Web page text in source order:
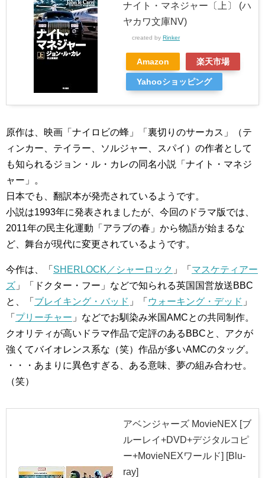
ナイト・マネジャー〔上〕 (ハ
ヤカワ文庫NV)
created by Rinker
Amazon 楽天市場
Yahooショッピング
原作は、映画「ナイロビの蜂」「裏切りのサーカス」（テ
ィンカー、テイラー、ソルジャー、スパイ）の作者として
も知られるジョン・ル・カレの同名小説「ナイト・マネジ
ャー」。
日本でも、翻訳本が発売されているようです。
小説は1993年に発表されましたが、今回のドラマ版では、
2011年の民主化運動「アラブの春」から物語が始まるな
ど、舞台が現代に変更されているようです。
今作は、「 SHERLOCK／シャーロック 」「 マスケティアー
ズ 」「ドクター・フー」などで知られる英国国営放送BBC
と、「 ブレイキング・バッド 」「 ウォーキング・デッド 」
「 プリーチャー 」などでお馴染み米国AMCとの共同制作。
クオリティが高いドラマ作品で定評のあるBBCと、アクが
強くてバイオレンス系な（笑）作品が多いAMCのタッグ。
・・・あまりに異色すぎる、ある意味、夢の組み合わせ。
（笑）
アベンジャーズ MovieNEX [ブ
ルーレイ+DVD+デジタルコピ
ー+MovieNEXワールド] [Blu-
ray]